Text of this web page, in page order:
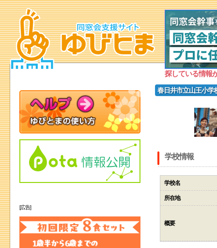
探している情報
春日井市立山王小学
学校情報
学校名
所在地
概要
[広告]